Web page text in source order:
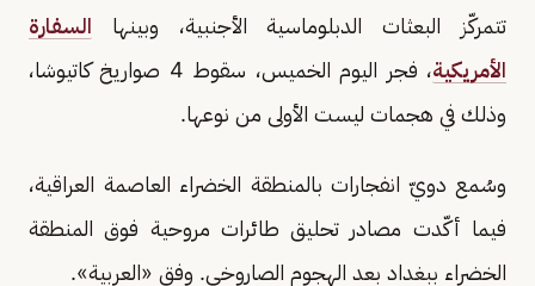
تتمركّز البعثات الدبلوماسية الأجنبية، وبينها السفارة
الأمريكية
، فجر اليوم الخميس، سقوط 4 صواريخ كاتيوشا،
وذلك في هجمات ليست الأولى من نوعها.
وسُمع دويّ انفجارات بالمنطقة الخضراء العاصمة العراقية،
فيما أكّدت مصادر تحليق طائرات مروحية فوق المنطقة
الخضراء ببغداد بعد الهجوم الصاروخي. وفق «العربية».